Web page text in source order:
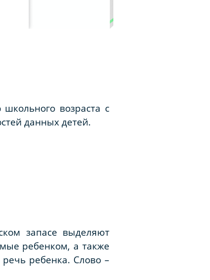
школьного возраста с
данных детей.
запасе выделяют
ребенком, а также
ребенка. Слово –